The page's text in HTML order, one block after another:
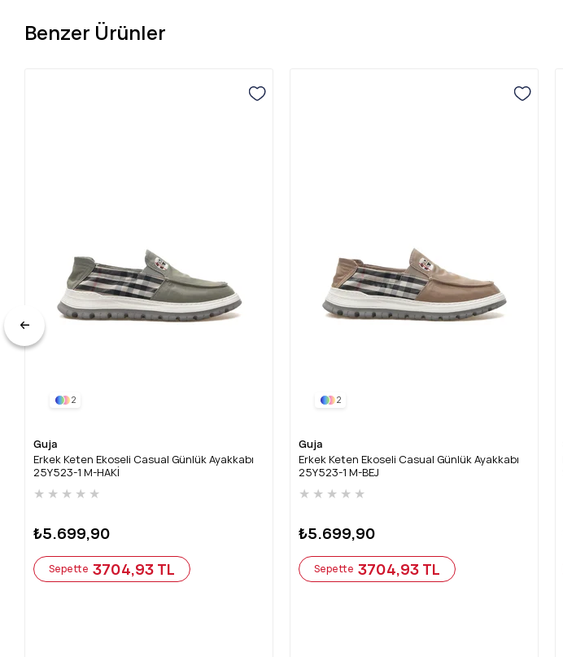
Benzer Ürünler
2
Guja
Erkek Keten Ekoseli Casual Günlük Ayakkabı
25Y523-1 M-HAKİ
★ ★ ★ ★ ★
₺5.699,90
Sepette 3704,93 TL
2
Guja
Erkek Keten Ekoseli Casual Günlük Ayakkabı
25Y523-1 M-BEJ
★ ★ ★ ★ ★
₺5.699,90
Sepette 3704,93 TL